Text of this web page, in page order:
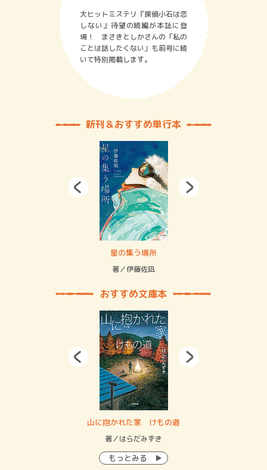
大ヒットミステリ『探偵小石は恋
しない』待望の続編が本誌に登
場！ まさきとしかさんの「私の
ことは話したくない」も前号に続
いて特別掲載します。
新刊＆おすすめ単行本
星の集う場所
著／伊藤佐凪
おすすめ文庫本
山に抱かれた家 けもの道
著／はらだみずき
もっとみる